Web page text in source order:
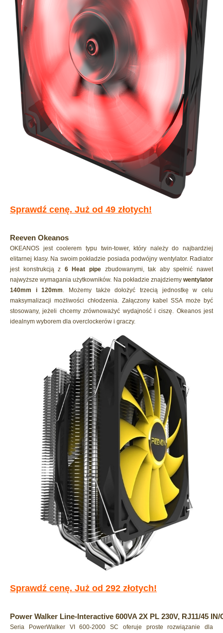
Sprawdź cenę. Już od 49 złotych!
Reeven Okeanos
OKEANOS jest coolerem typu twin-tower, który należy do najbardziej
elitarnej klasy. Na swoim pokładzie posiada podwójny wentylator. Radiator
jest konstrukcją z 6 Heat pipe zbudowanymi, tak aby spełnić nawet
najwyższe wymagania użytkowników. Na pokładzie znajdziemy wentylator
140mm i 120mm. Możemy także dołożyć trzecią jednostkę w celu
maksymalizacji możliwości chłodzenia. Załączony kabel SSA może być
stosowany, jeżeli chcemy zrównoważyć wydajność i ciszę. Okeanos jest
idealnym wyborem dla overclockerów i graczy.
Sprawdź cenę. Już od 292 złotych!
Power Walker Line-Interactive 600VA 2X PL 230V, RJ11/45 IN/
Seria PowerWalker VI 600-2000 SC oferuje proste rozwiązanie dla